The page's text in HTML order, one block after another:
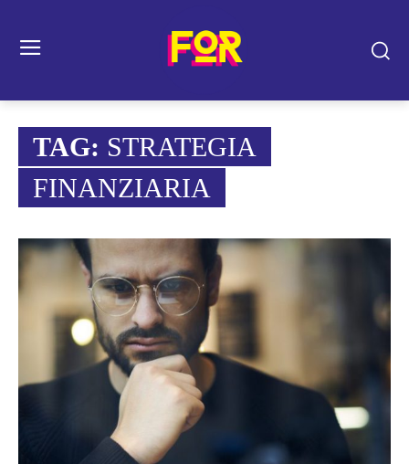
TAG: STRATEGIA
FINANZIARIA